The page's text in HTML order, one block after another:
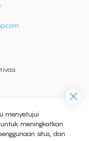
menyetujui
meningkatkan
situs, dan